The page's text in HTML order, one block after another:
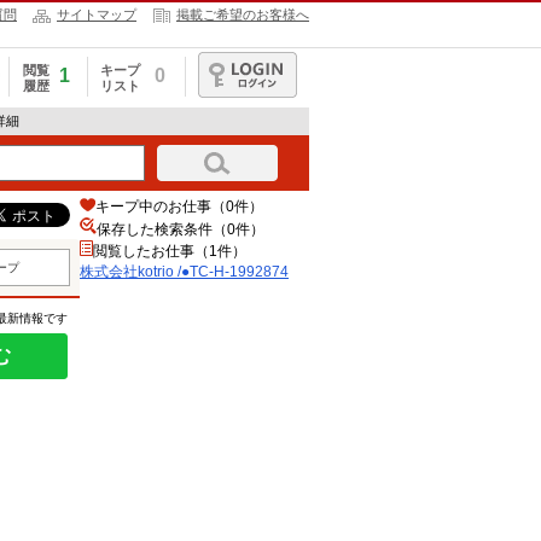
問 サイトマップ 掲載ご希望のお客様へ
閲覧
履歴
1
キープ
リスト
0
ログイン
細
プ
新情報です
キープ中のお仕事（0件）
保存した検索条件（0件）
閲覧したお仕事（1件）
株式会社kotrio /●TC-H-1992874